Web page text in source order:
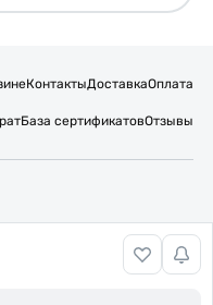
КонтактыДоставкаОплата
База сертификатовОтзывы